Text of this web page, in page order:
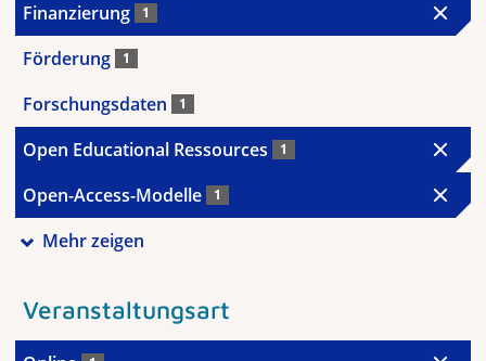
Finanzierung 1
Förderung 1
Forschungsdaten 1
Open Educational Ressources 1
Open-Access-Modelle 1
Mehr zeigen
Veranstaltungsart